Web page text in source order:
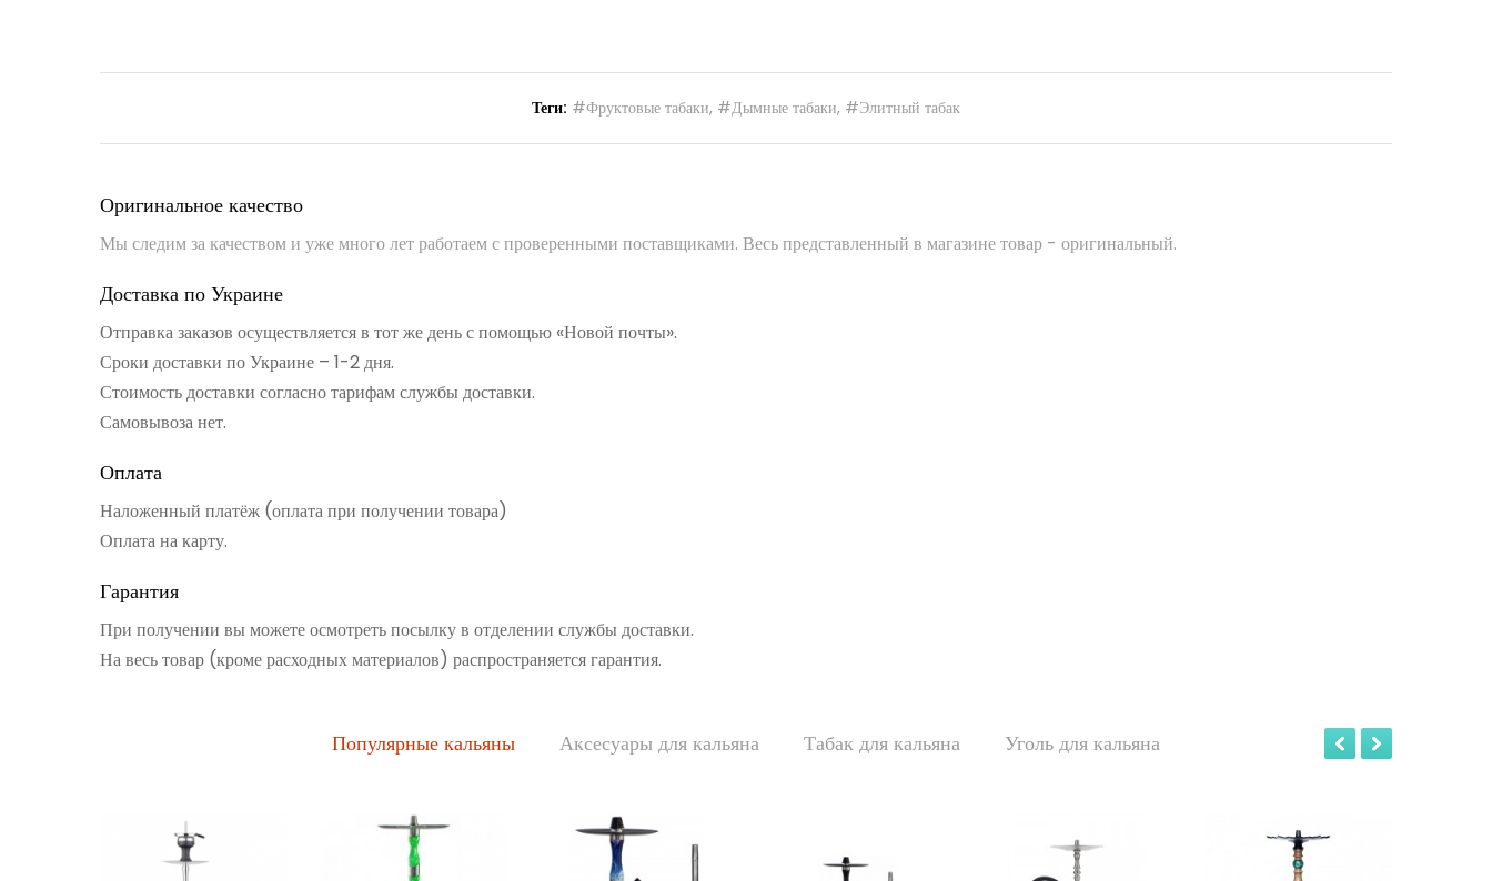
Теги: #Фруктовые табаки, #Дымные табаки, #Элитный табак
Оригинальное качество
Мы следим за качеством и уже много лет работаем с проверенными поставщиками. Весь представленный в магазине товар - оригинальный.
Доставка по Украине
Отправка заказов осуществляется в тот же день с помощью «Новой почты».
Сроки доставки по Украине – 1-2 дня.
Стоимость доставки согласно тарифам службы доставки.
Самовывоза нет.
Оплата
Наложенный платёж (оплата при получении товара)
Оплата на карту.
Гарантия
При получении вы можете осмотреть посылку в отделении службы доставки.
На весь товар (кроме расходных материалов) распространяется гарантия.
Популярные кальяны Аксесуары для кальяна Табак для кальяна Уголь для кальяна